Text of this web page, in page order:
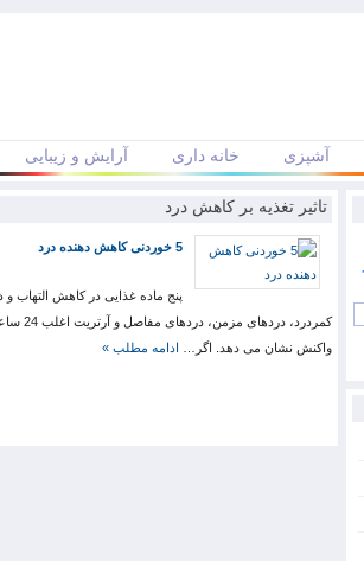
آشپزی خانه داری آرایش و زیبایی
تاثیر تغذیه بر کاهش درد
5 خوردنی کاهش دهنده درد
پنج ماده غذایی در کاهش التهاب
واکنش نشان می دهد. اگر… ادامه مطلب »